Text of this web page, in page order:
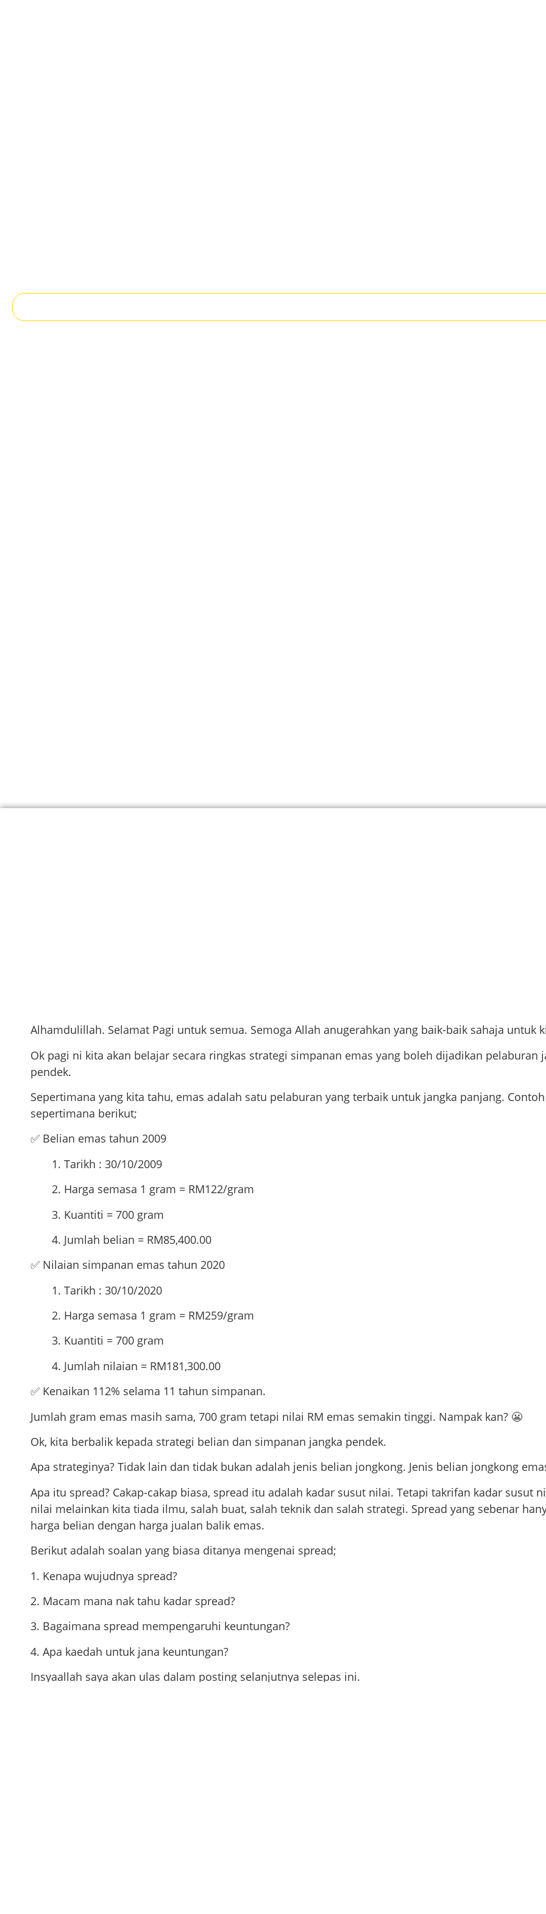
Alhamdulillah. Selamat Pagi untuk semua. Semoga Allah anugerahkan yang baik-baik sahaja untuk
Ok pagi ni kita akan belajar secara ringkas strategi simpanan emas yang boleh dijadikan pelaburan
pendek.
Sepertimana yang kita tahu, emas adalah satu pelaburan yang terbaik untuk jangka panjang.
sepertimana berikut;
✅ Belian emas tahun 2009
1. Tarikh : 30/10/2009
2. Harga semasa 1 gram = RM122/gram
3. Kuantiti = 700 gram
4. Jumlah belian = RM85,400.00
✅ Nilaian simpanan emas tahun 2020
1. Tarikh : 30/10/2020
2. Harga semasa 1 gram = RM259/gram
3. Kuantiti = 700 gram
4. Jumlah nilaian = RM181,300.00
✅ Kenaikan 112% selama 11 tahun simpanan.
Jumlah gram emas masih sama, 700 gram tetapi nilai RM emas semakin tinggi. Nampak kan? 😬
Ok, kita berbalik kepada strategi belian dan simpanan jangka pendek.
Apa strateginya? Tidak lain dan tidak bukan adalah jenis belian jongkong. Jenis belian jongkong
Apa itu spread? Cakap-cakap biasa, spread itu adalah kadar susut nilai. Tetapi takrifan kadar susut
nilai melainkan kita tiada ilmu, salah buat, salah teknik dan salah strategi. Spread yang sebenar
harga belian dengan harga jualan balik emas.
Berikut adalah soalan yang biasa ditanya mengenai spread;
1. Kenapa wujudnya spread?
2. Macam mana nak tahu kadar spread?
3. Bagaimana spread mempengaruhi keuntungan?
4. Apa kaedah untuk jana keuntungan?
Insyaallah saya akan ulas dalam posting selanjutnya selepas ini.